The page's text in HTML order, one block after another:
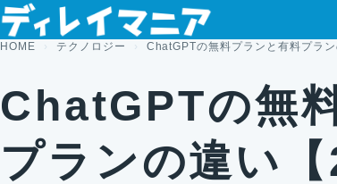
コンテンツへスキップ
HOME テクノロジー ChatGPTの無料プランと有料プラン
ChatGPTの無
プランの違い【